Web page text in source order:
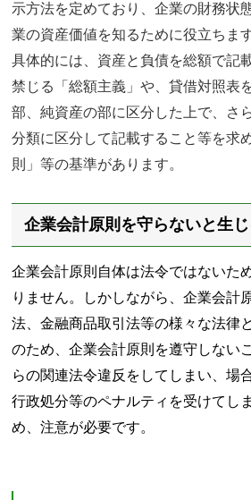
示方法を定めており、企業の財務状
業の資産価値を知るために役立ちます
具体的には、資産と負債を総額で記
禁じる「総額主義」や、貸借対照表
部、純資産の部に区分した上で、さ
分類に区分して記載すること等を求
則」等の基準があります。
企業会計原則を守らないと生
企業会計原則自体は法令ではないた
りません。しかしながら、企業会計
法、金融商品取引法等の様々な法律
のため、企業会計原則を遵守しない
らの関連法令違反をしてしまい、場
行政処分等のペナルティを受けてし
め、注意が必要です。